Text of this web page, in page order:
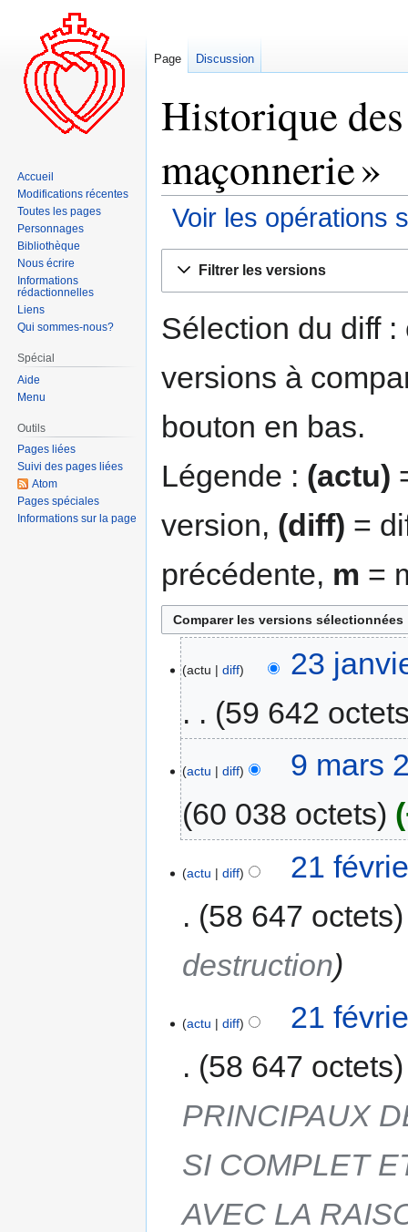
Historique
maçonnerie »
Voir les opérations
navigation
recherche
Filtrer les versions
Sélection du diff
versions à
bouton en bas.
Légende : (actu)
version, (diff) =
précédente, m =
actu diff
23
59 642
actu diff
9 mars
60 038 octets
actu diff
21
58 647 octets
destruction
actu diff
21
58 647 octets
PRINCIPAUX
SI COMPLET
AVEC LA
Page Discussion
Accueil
Modifications récentes
Toutes les pages
Personnages
Bibliothèque
Nous écrire
Informations
rédactionnelles
Liens
Qui sommes-nous?
Spécial
Aide
Menu
Outils
Pages liées
Suivi des pages liées
Atom
Pages spéciales
Informations sur la page